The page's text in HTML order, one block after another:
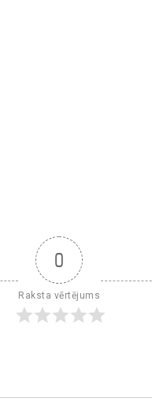
0
Raksta vērtējums